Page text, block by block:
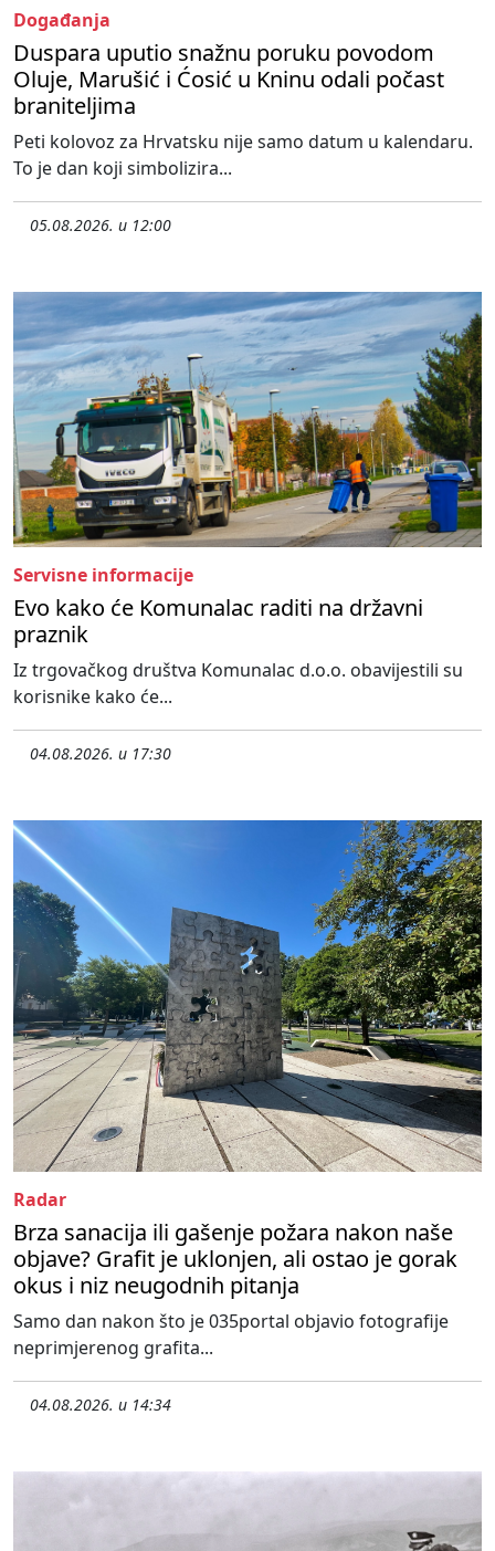
Događanja
Duspara uputio snažnu poruku povodom
Oluje, Marušić i Ćosić u Kninu odali počast
braniteljima
Peti kolovoz za Hrvatsku nije samo datum u kalendaru.
To je dan koji simbolizira...
05.08.2026. u 12:00
Servisne informacije
Evo kako će Komunalac raditi na državni
praznik
Iz trgovačkog društva Komunalac d.o.o. obavijestili su
korisnike kako će...
04.08.2026. u 17:30
Radar
Brza sanacija ili gašenje požara nakon naše
objave? Grafit je uklonjen, ali ostao je gorak
okus i niz neugodnih pitanja
Samo dan nakon što je 035portal objavio fotografije
neprimjerenog grafita...
04.08.2026. u 14:34